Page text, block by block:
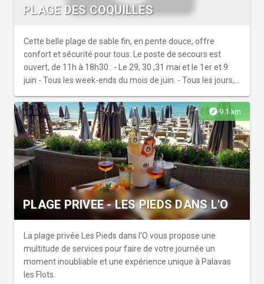
PLAGE DES COQUILLES
Cette belle plage de sable fin, en pente douce, offre
confort et sécurité pour tous. Le poste de secours est
ouvert, de 11h à 18h30 : - Le 29, 30 ,31 mai et le 1er et 9
juin - Tous les week-ends du mois de juin. - Tous les jours,
accessible aux PMR en saison : cheminement par tapis
rigide. Toilettes accessibles à proximité :1) cabine au
début de la promenade Sainte Catherine, ouverte à
l'année 2) Parking Quai d'Honneur, Port de Plaisance,
ouverte en saison.
explore9.1 km
PLAGE PRIVEE - LES PIEDS DANS L'O
La plage privée Les Pieds dans l'O vous propose une
multitude de services pour faire de votre journée un
moment inoubliable et une expérience unique à Palavas
les Flots.